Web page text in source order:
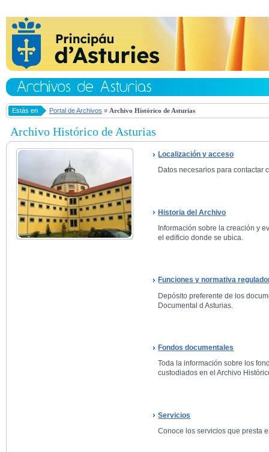
Estás en Portal de Archivos » Archivo Histórico de Asturias
Archivo Histórico de Asturias
Localización y acceso
Datos necesarios para contactar
Historia del Archivo
Información sobre la creación y
el edificio donde se ubica.
Funciones y normativa
Depósito preferente de los
Documental d Asturias.
Fondos documentales
Toda la información sobre los
custodiados en el Archivo
Servicios
Conoce los servicios que presta